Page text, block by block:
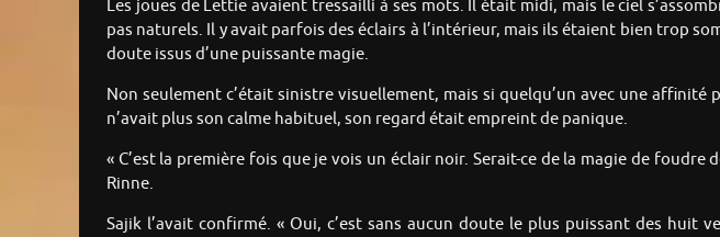
Les joues de Lettie avaient tressailli à ses mots. Il était midi, mais le ciel
pas naturels. Il y avait parfois des éclairs à l’intérieur, mais ils étaient bien trop
doute issus d’une puissante magie.
Non seulement c’était sinistre visuellement, mais si quelqu’un avec une
n’avait plus son calme habituel, son regard était empreint de panique.
« C’est la première fois que je vois un éclair noir. Serait-ce de la magie de
Rinne.
Sajik l’avait confirmé. « Oui, c’est sans aucun doute le plus puissant des huit